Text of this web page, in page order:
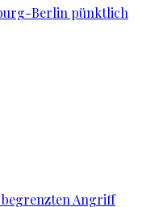
Berlin pünktlich
Angriff